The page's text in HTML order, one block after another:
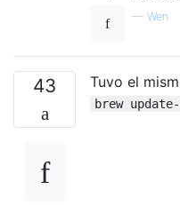
— Wen
43 Tuvo el
brew